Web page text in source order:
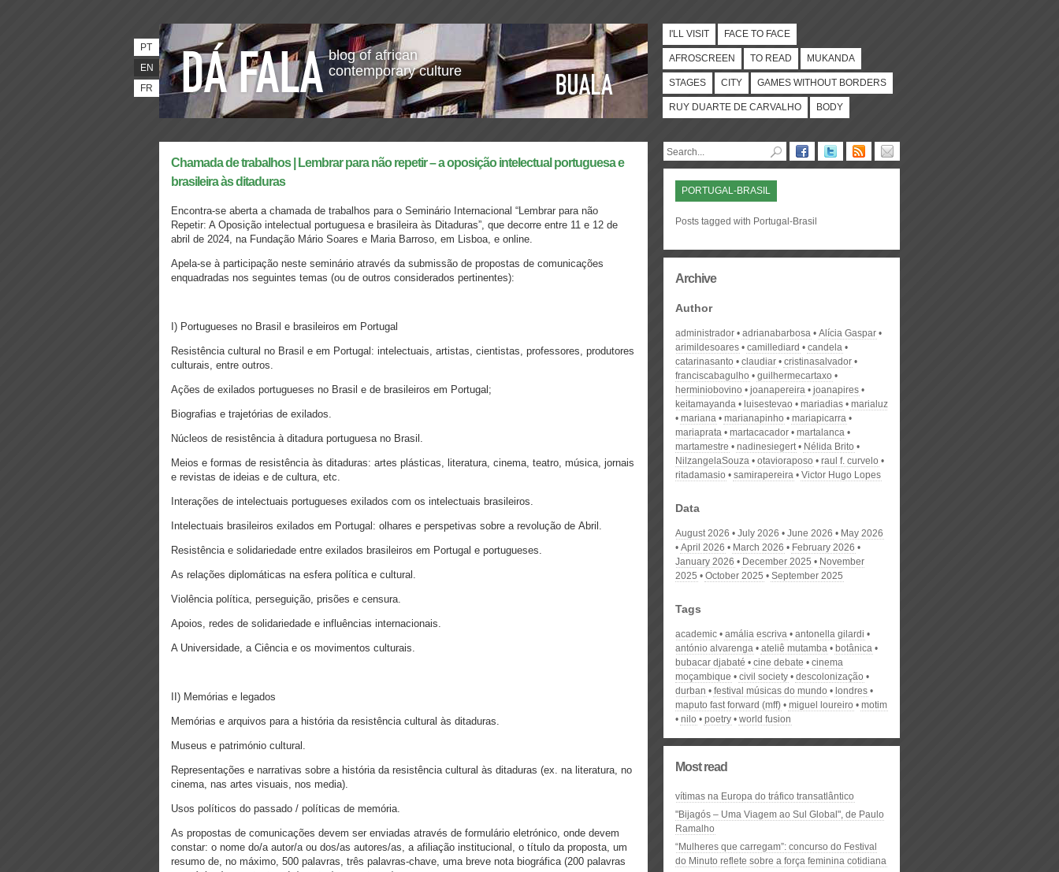
blog of african
contemporary culture
PT
EN
FR
I'LL VISIT FACE TO FACE
AFROSCREEN TO READ MUKANDA
STAGES CITY GAMES WITHOUT BORDERS
RUY DUARTE DE CARVALHO BODY
Chamada de trabalhos | Lembrar para não repetir – a oposição intelectual portuguesa e
brasileira às ditaduras
Encontra-se aberta a chamada de trabalhos para o Seminário Internacional “Lembrar para não
Repetir: A Oposição intelectual portuguesa e brasileira às Ditaduras”, que decorre entre 11 e 12 de
abril de 2024, na Fundação Mário Soares e Maria Barroso, em Lisboa, e online.
Apela-se à participação neste seminário através da submissão de propostas de comunicações
enquadradas nos seguintes temas (ou de outros considerados pertinentes):
I) Portugueses no Brasil e brasileiros em Portugal
Resistência cultural no Brasil e em Portugal: intelectuais, artistas, cientistas, professores, produtores
culturais, entre outros.
Ações de exilados portugueses no Brasil e de brasileiros em Portugal;
Biografias e trajetórias de exilados.
Núcleos de resistência à ditadura portuguesa no Brasil.
Meios e formas de resistência às ditaduras: artes plásticas, literatura, cinema, teatro, música, jornais
e revistas de ideias e de cultura, etc.
Interações de intelectuais portugueses exilados com os intelectuais brasileiros.
Intelectuais brasileiros exilados em Portugal: olhares e perspetivas sobre a revolução de Abril.
Resistência e solidariedade entre exilados brasileiros em Portugal e portugueses.
As relações diplomáticas na esfera política e cultural.
Violência política, perseguição, prisões e censura.
Apoios, redes de solidariedade e influências internacionais.
A Universidade, a Ciência e os movimentos culturais.
II) Memórias e legados
Memórias e arquivos para a história da resistência cultural às ditaduras.
Museus e património cultural.
Representações e narrativas sobre a história da resistência cultural às ditaduras (ex. na literatura, no
cinema, nas artes visuais, nos media).
Usos políticos do passado / políticas de memória.
As propostas de comunicações devem ser enviadas através de formulário eletrónico, onde devem
constar: o nome do/a autor/a ou dos/as autores/as, a afiliação institucional, o título da proposta, um
resumo de, no máximo, 500 palavras, três palavras-chave, uma breve nota biográfica (200 palavras
PORTUGAL-BRASIL
Posts tagged with Portugal-Brasil
Archive
Author
administrador adrianabarbosa
Alícia Gaspar
arimildesoares
camillediard
candela
catarinasanto
claudiar
cristinasalvador
franciscabagulho
guilhermecartaxo
herminiobovino
joanapereira
joanapires
keitamayanda
luisestevao mariadias
marialuz
mariana
marianapinho
mariapicarra
mariaprata
martacacador
martalanca
martamestre
nadinesiegert
Nélida Brito
NilzangelaSouza
otavioraposo
raul f. curvelo
ritadamasio
samirapereira Victor Hugo Lopes
Data
August 2026 July 2026 June 2026
May 2026
April 2026
March 2026
February 2026
January 2026
December 2025
November
2025
October 2025 September 2025
Tags
academic amália escriva
antonella gilardi
antónio alvarenga
ateliê mutamba
botânica
bubacar djabaté
cine debate
cinema
moçambique
civil society
descolonização
durban
festival músicas do mundo
londres
maputo fast forward (mff)
miguel loureiro
motim
nilo
poetry world fusion
Most read
vítimas na Europa do tráfico transatlântico
"Bijagós – Uma Viagem ao Sul Global", de Paulo
Ramalho
“Mulheres que carregam”: concurso do Festival
do Minuto reflete sobre a força feminina cotidiana